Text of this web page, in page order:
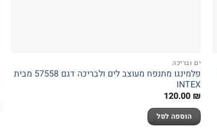
ים ובריכה
פלמינגו מתנפח מעוצב לים ולבריכה דגם 57558 מבית
INTEX
120.00 ₪
הוספה לסל